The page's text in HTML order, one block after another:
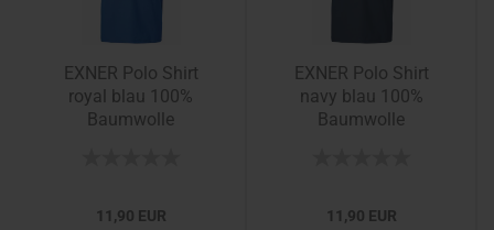
EXNER Polo Shirt
royal blau 100%
Baumwolle
11,90 EUR
EXNER Polo Shirt
navy blau 100%
Baumwolle
11,90 EUR